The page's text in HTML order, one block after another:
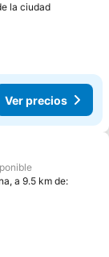
la ciudad
Ver precios
a 9.5 km de: